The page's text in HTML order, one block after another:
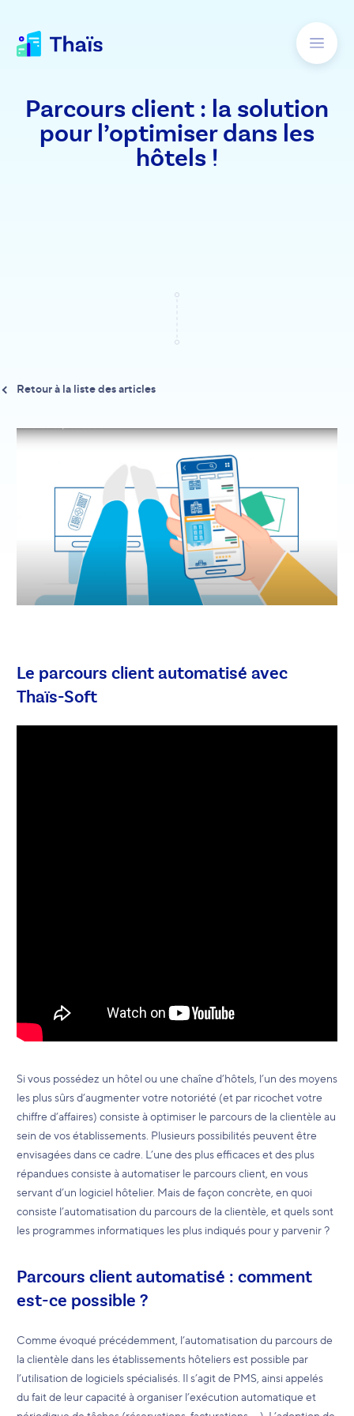
Parcours client : la solution
pour l’optimiser dans les
hôtels !
Retour à la liste des articles
Le parcours client automatisé avec
Thaïs-Soft
Si vous possédez un hôtel ou une chaîne d’hôtels, l’un des moyens
les plus sûrs d’augmenter votre notoriété (et par ricochet votre
chiffre d’affaires) consiste à optimiser le parcours de la clientèle au
sein de vos établissements. Plusieurs possibilités peuvent être
envisagées dans ce cadre. L’une des plus efficaces et des plus
répandues consiste à automatiser le parcours client, en vous
servant d’un logiciel hôtelier. Mais de façon concrète, en quoi
consiste l’automatisation du parcours de la clientèle, et quels sont
les programmes informatiques les plus indiqués pour y parvenir ?
Parcours client automatisé : comment
est-ce possible ?
Comme évoqué précédemment, l’automatisation du parcours de
la clientèle dans les établissements hôteliers est possible par
l’utilisation de logiciels spécialisés. Il s’agit de PMS, ainsi appelés
du fait de leur capacité à organiser l’exécution automatique et